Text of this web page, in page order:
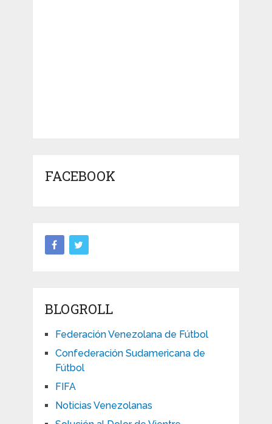
FACEBOOK
BLOGROLL
Federación Venezolana de Fútbol
Confederación Sudamericana de
Fútbol
FIFA
Noticias Venezolanas